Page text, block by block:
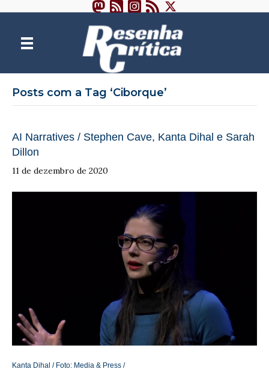
Posts com a Tag ‘Ciborque’
AI Narratives / Stephen Cave, Kanta Dihal e Sarah
Dillon
11 de dezembro de 2020
Kanta Dihal / Foto: Media & Press /